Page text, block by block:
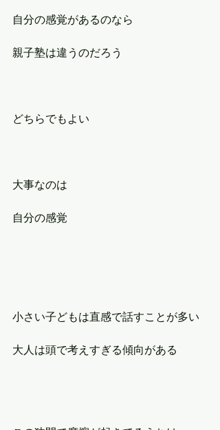
自分の感覚があるのなら
親子塾は違うのだろう
どちらでもよい
大事なのは
自分の感覚
小さい子どもは直感で話すことが多い
大人は頭で考えすぎる傾向がある